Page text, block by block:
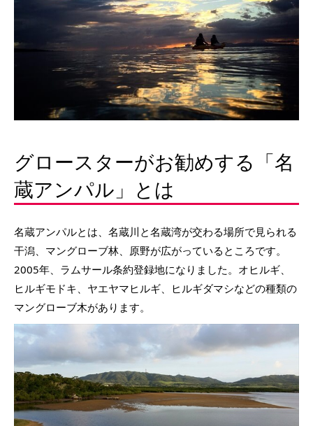
グロースターがお勧めする「名
蔵アンパル」とは
名蔵アンパルとは、名蔵川と名蔵湾が交わる場所で見られる
干潟、マングローブ林、原野が広がっているところです。
2005年、ラムサール条約登録地になりました。オヒルギ、
ヒルギモドキ、ヤエヤマヒルギ、ヒルギダマシなどの種類の
マングローブ木があります。